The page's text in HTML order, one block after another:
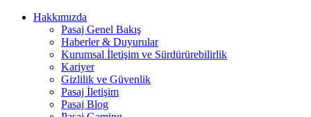
Hakkımızda
Pasaj Genel Bakış
Haberler & Duyurular
Kurumsal İletişim ve Sürdürürebilirlik
Kariyer
Gizlilik ve Güvenlik
Pasaj İletişim
Pasaj Blog